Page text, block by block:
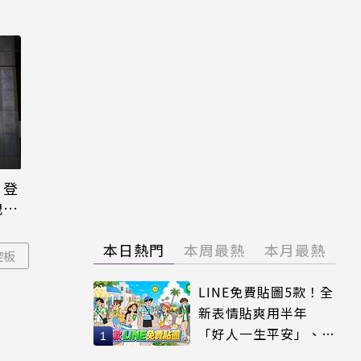
本日熱門 本周最熱 本月最熱
LINE免費貼圖5款！全
新表情貼爽用半年
「好人一生平安」、